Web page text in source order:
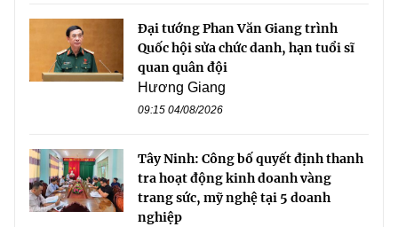
Đại tướng Phan Văn Giang trình
Quốc hội sửa chức danh, hạn tuổi sĩ
quan quân đội
Hương Giang
09:15 04/08/2026
Tây Ninh: Công bố quyết định thanh
tra hoạt động kinh doanh vàng
trang sức, mỹ nghệ tại 5 doanh
nghiệp